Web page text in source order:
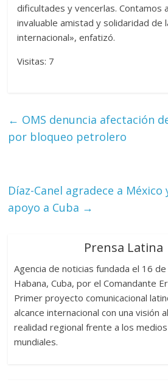
dificultades y vencerlas. Contamos
invaluable amistad y solidaridad de
internacional», enfatizó.
Visitas: 7
← OMS denuncia afectación
por bloqueo petrolero
Díaz-Canel agradece a México
apoyo a Cuba →
Prensa Latina
Agencia de noticias fundada el 16
Habana, Cuba, por el Comandante
Primer proyecto comunicacional
alcance internacional con una visión
realidad regional frente a los
mundiales.